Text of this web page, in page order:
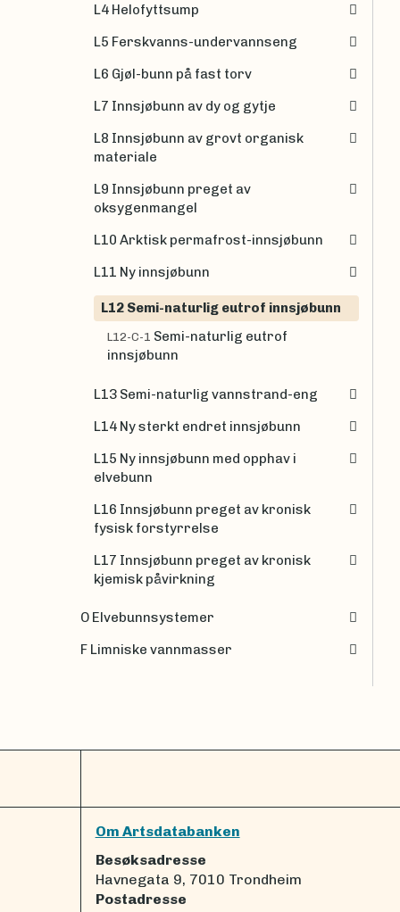
L4 Helofyttsump
L5 Ferskvanns-undervannseng
L6 Gjøl-bunn på fast torv
L7 Innsjøbunn av dy og gytje
L8 Innsjøbunn av grovt organisk
materiale
L9 Innsjøbunn preget av
oksygenmangel
L10 Arktisk permafrost-innsjøbunn
L11 Ny innsjøbunn
L12 Semi-naturlig eutrof innsjøbunn
L12-C-1 Semi-naturlig eutrof
innsjøbunn
L13 Semi-naturlig vannstrand-eng
L14 Ny sterkt endret innsjøbunn
L15 Ny innsjøbunn med opphav i
elvebunn
L16 Innsjøbunn preget av kronisk
fysisk forstyrrelse
L17 Innsjøbunn preget av kronisk
kjemisk påvirkning
O Elvebunnsystemer
F Limniske vannmasser
Om Artsdatabanken
Besøksadresse
Havnegata 9, 7010 Trondheim
Postadresse